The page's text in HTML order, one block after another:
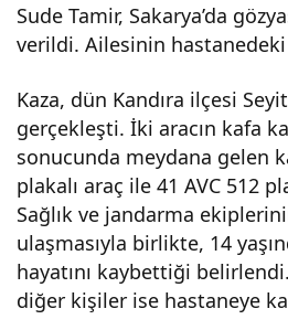
Sude Tamir, Sakarya’da
verildi. Ailesinin
Kaza, dün Kandıra ilçesi
gerçekleşti. İki aracın kafa
sonucunda meydana gelen
plakalı araç ile 41 AVC 512
Sağlık ve jandarma
ulaşmasıyla birlikte, 14
hayatını kaybettiği
diğer kişiler ise hastaneye
kay
en
14
yaşı
nda